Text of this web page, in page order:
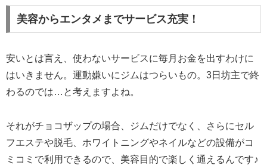
美容からエンタメまでサービス充実！
安いとは言え、使わないサービスに毎月お金を出すわけに
はいきません。運動嫌いにジムはつらいもの。3日坊主で終
わるのでは…と考えますよね。
それがチョコザップの場合、ジムだけでなく、さらにセル
フエステや脱毛、ホワイトニングやネイルなどの設備がコ
ミコミで利用できるので、美容目的で楽しく通えるんです♪